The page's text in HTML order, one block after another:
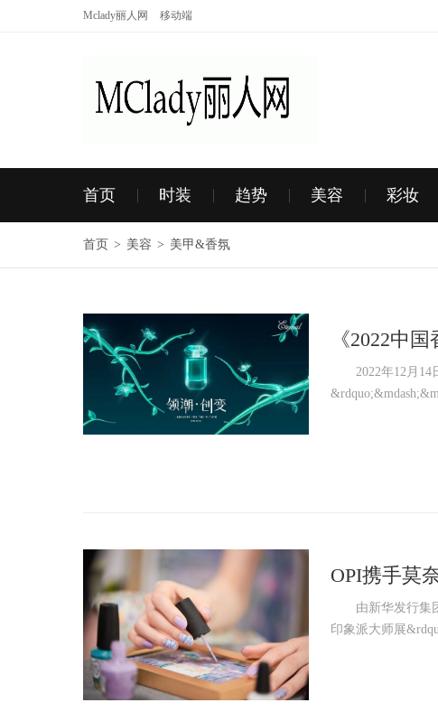
Mclady丽人网 移动端
首页 时装 趋势 美容 彩妆
首页 > 美容 > 美甲&香氛
《2022中
发展迅速
2022年12月14
OPI携手莫
由新华发行集团
印象派大师展